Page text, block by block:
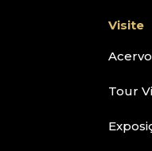
Visite
Tour